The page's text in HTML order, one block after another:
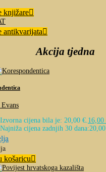
knjižare
antikvarijata
Akcija tjedna
Izvorna cijena bila je: 20,00 €. 16,00
Najniža cijena zadnjih 30 dana:20,00
košaricu